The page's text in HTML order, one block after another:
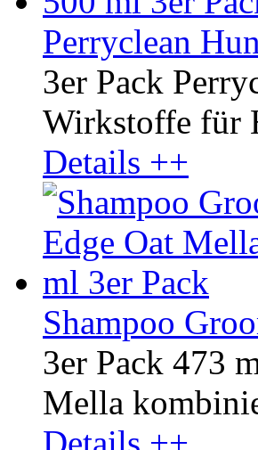
Perryclean
3er Pack
Wirkstoffe für
Details ++
Shampoo
3er Pack 473
Mella
Details ++